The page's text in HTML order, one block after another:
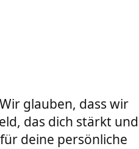
glauben, dass wir
das dich stärkt und
deine persönliche